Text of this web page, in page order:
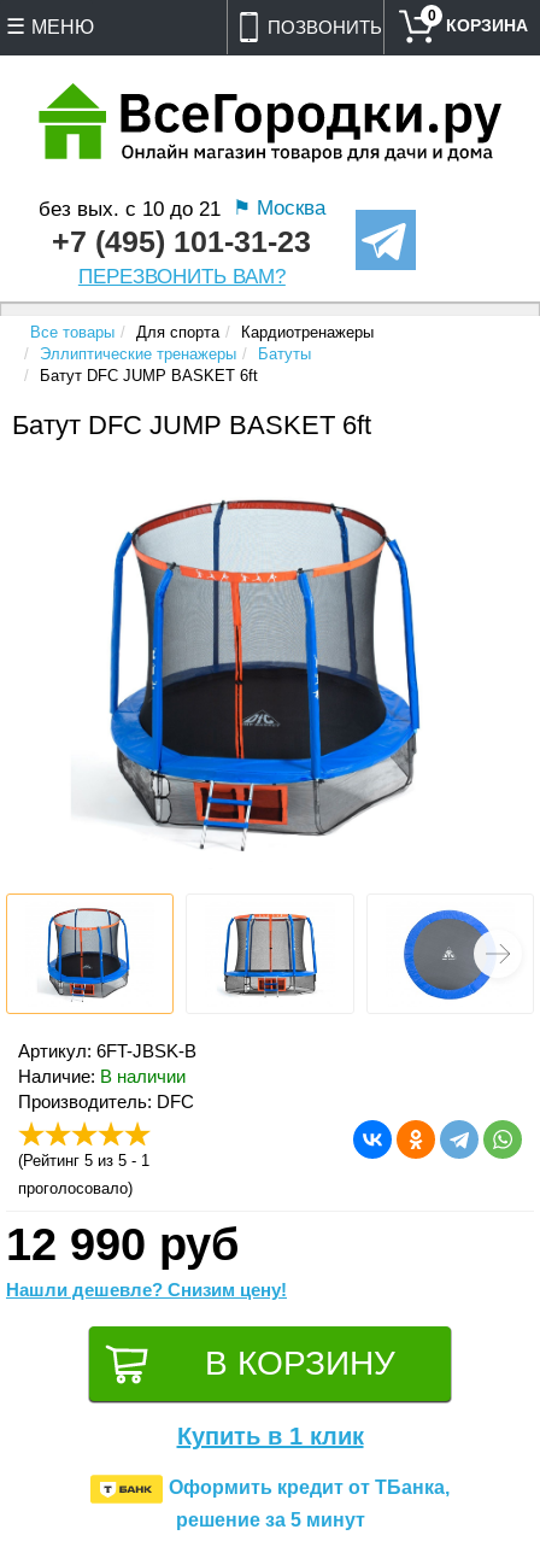
ПОЗВОНИТЬ
без вых. с 10 до 21 ⚑ Москва
+7 (495) 101-31-23
ПЕРЕЗВОНИТЬ ВАМ?
0
МЕНЮ
Все товары Для спорта
Кардиотренажеры
Эллиптические тренажеры
Батуты
Батут DFC JUMP BASKET 6ft
Батут DFC JUMP BASKET 6ft
Артикул: 6FT-JBSK-B
Наличие: В наличии
Производитель: DFC
(Рейтинг 5 из 5 - 1
проголосовало)
12 990 руб
Нашли дешевле? Снизим цену!
Купить в 1 клик
Оформить кредит от ТБанка,
решение за 5 минут